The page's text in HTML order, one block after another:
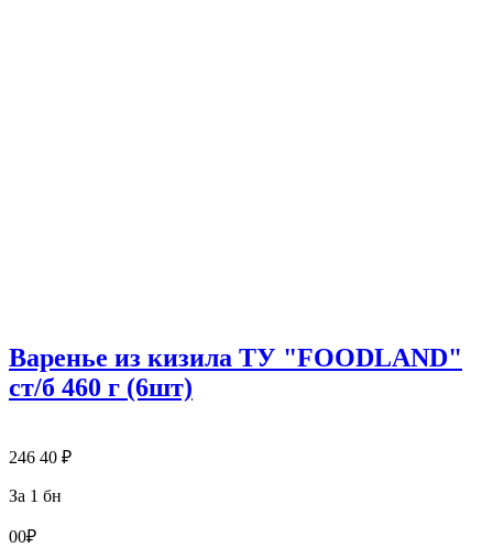
Варенье из кизила ТУ "FOODLAND"
ст/б 460 г (6шт)
246 40 ₽
За 1 бн
00₽